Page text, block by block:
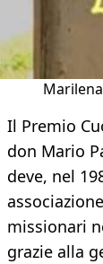
Il Premio
don Mario
deve, nel
missionari
grazie alla